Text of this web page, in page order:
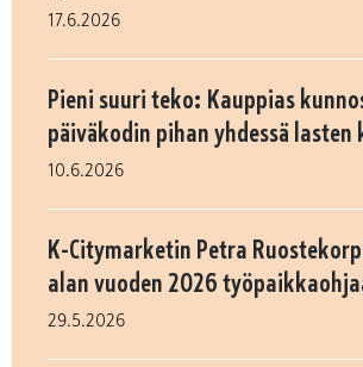
17.6.2026
Pieni suuri teko: Kauppias
päiväkodin pihan yhdessä lasten
10.6.2026
K-Citymarketin Petra
alan vuoden 2026
29.5.2026